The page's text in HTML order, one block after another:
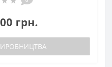
грн.